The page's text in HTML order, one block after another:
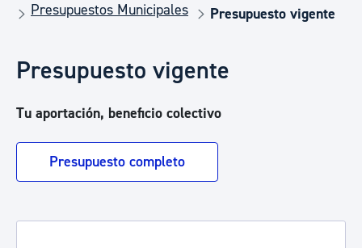
Presupuestos Municipales
Presupuesto vigente
Presupuesto vigente
Tu aportación, beneficio colectivo
Presupuesto completo